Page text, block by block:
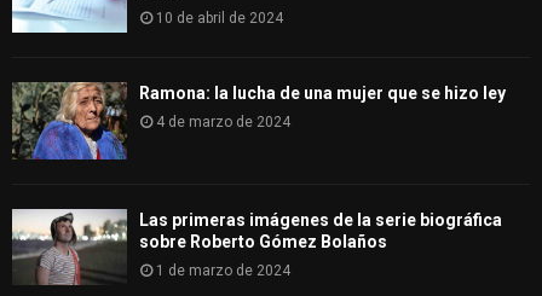
10 de abril de 2024
Ramona: la lucha de una mujer que se hizo ley
4 de marzo de 2024
Las primeras imágenes de la serie biográfica
sobre Roberto Gómez Bolaños
1 de marzo de 2024